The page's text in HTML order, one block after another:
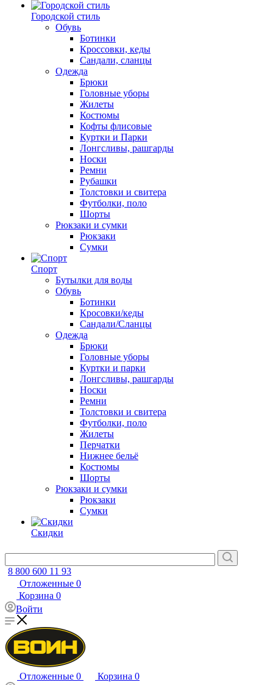
Городской стиль
Обувь
Ботинки
Кроссовки, кеды
Сандали, сланцы
Одежда
Брюки
Головные уборы
Жилеты
Костюмы
Кофты флисовые
Куртки и Парки
Лонгсливы, рашгарды
Носки
Ремни
Рубашки
Толстовки и свитера
Футболки, поло
Шорты
Рюкзаки и сумки
Рюкзаки
Сумки
Спорт
Бутылки для воды
Обувь
Ботинки
Кросовки/кеды
Сандали/Сланцы
Одежда
Брюки
Головные уборы
Куртки и парки
Лонгсливы, рашгарды
Носки
Ремни
Толстовки и свитера
Футболки, поло
Жилеты
Перчатки
Нижнее бельё
Костюмы
Шорты
Рюкзаки и сумки
Рюкзаки
Сумки
Скидки
8 800 600 11 93
Отложенные 0
Корзина 0
Войти
Отложенные 0 Корзина 0